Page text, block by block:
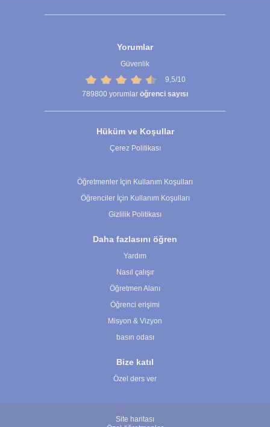
Yorumlar
Güvenlik
9,5/10
789800 yorumlar öğrenci sayısı
Hüküm ve Koşullar
Çerez Politikası
Öğretmenler İçin Kullanım Koşulları
Öğrenciler İçin Kullanım Koşulları
Gizlilik Politikası
Daha fazlasını öğren
Yardım
Nasıl çalışır
Öğretmen Alanı
Öğrenci erişimi
Misyon & Vizyon
basın odası
Bize katıl
Özel ders ver
Site haritası